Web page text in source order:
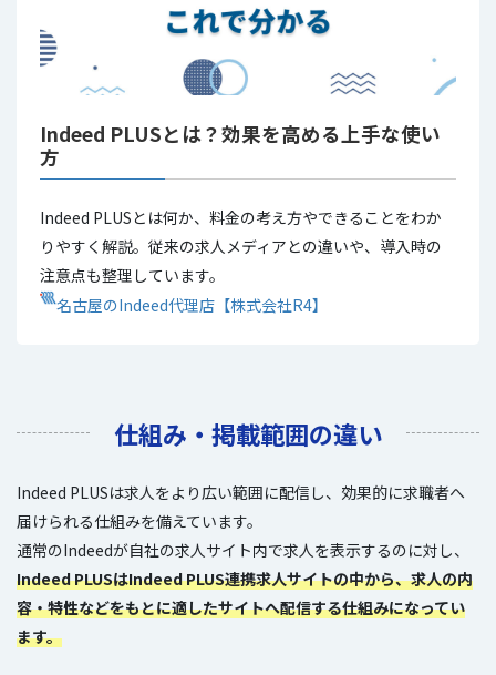
Indeed PLUSとは？効果を高める上手な使い
方
Indeed PLUSとは何か、料金の考え方やできることをわか
りやすく解説。従来の求人メディアとの違いや、導入時の
注意点も整理しています。
名古屋のIndeed代理店【株式会社R4】
仕組み・掲載範囲の違い
Indeed PLUSは求人をより広い範囲に配信し、効果的に求職者へ
届けられる仕組みを備えています。
通常のIndeedが自社の求人サイト内で求人を表示するのに対し、
Indeed PLUSはIndeed PLUS連携求人サイトの中から、求人の内
容・特性などをもとに適したサイトへ配信する仕組みになってい
ます。